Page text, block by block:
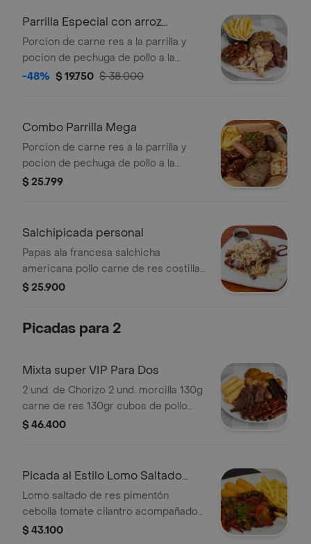
Parrilla Especial con arroz
tepanyaki
Porcion de carne res a la parrilla y
pocion de pechuga de pollo a la
parrilla mas pocion de costillas bbq
-48% $ 19.750 $ 38.000
Combo Parrilla Mega
Porcion de carne res a la parrilla y
pocion de pechuga de pollo a la
parrilla mas porcion de chorizo santa
francesa .
$ 25.799
Salchipicada personal
Papas ala francesa salchicha
americana pollo carne de res costilla
de cerdo chorizo papas fosforo y
$ 25.900
Picadas para 2
Mixta super VIP Para Dos
2 und. de Chorizo 2 und. morcilla 130g
carne de res 130gr cubos de pollo
250g de costilla de cerdo patacones
$ 46.400
Picada al Estilo Lomo Saltado
Para Dos
Lomo saltado de res pimentón
cebolla tomate cilantro acompañados
de papas francesa y croqueta de
$ 43.100